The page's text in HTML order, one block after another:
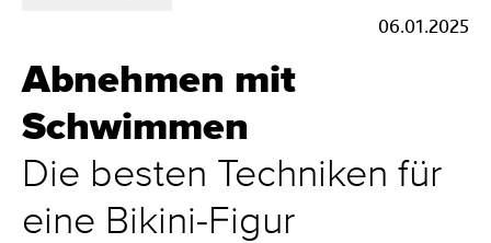
06.01.2025
Abnehmen mit
Schwimmen
Die besten Techniken für
eine Bikini-Figur